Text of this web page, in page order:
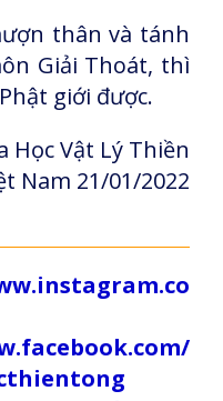
thân và tánh
Giải Thoát, thì
giới được.
Học Vật Lý Thiền
Nam 21/01/2022